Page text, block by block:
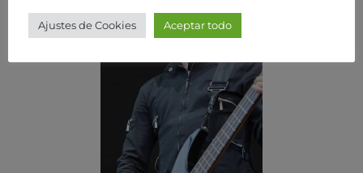
Ajustes de Cookies Aceptar todo